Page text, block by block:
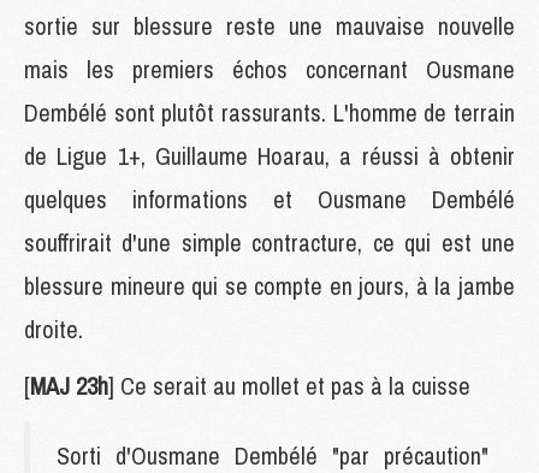
sortie sur blessure reste une mauvaise nouvelle
mais les premiers échos concernant Ousmane
Dembélé sont plutôt rassurants. L'homme de terrain
de Ligue 1+, Guillaume Hoarau, a réussi à obtenir
quelques informations et Ousmane Dembélé
souffrirait d'une simple contracture, ce qui est une
blessure mineure qui se compte en jours, à la jambe
droite.
[MAJ 23h] Ce serait au mollet et pas à la cuisse
Sorti d'Ousmane Dembélé "par précaution"